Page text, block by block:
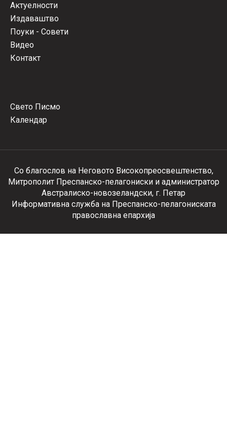
Актуелности
Издаваштво
Поуки - Совети
Видео
Контакт
Свето Писмо
Календар
Со благослов на Неговото Високопреосвештенство,
Митрополит Преспанско-пелагониски и администратор
Австралиско-новозеландски, г. Петар
Информативна служба на Преспанско-пелагониската
православна епархија